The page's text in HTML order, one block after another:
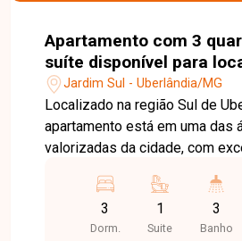
Apartamento com 3
suíte disponível para
Sul de Uberlândia-MG
Jardim Sul - Uberlândia/MG
Localizado na região Sul de
apartamento está em uma das
valorizadas da cidade, com
e proximidade com
farmácias, restaurantes,
comércios e serviços,
3
Dorm.
1
Suite
3
Banho